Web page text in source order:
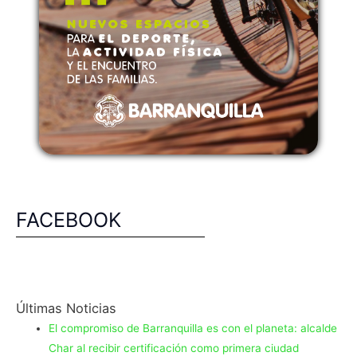
FACEBOOK
Últimas Noticias
El compromiso de Barranquilla es con el planeta: alcalde
Char al recibir certificación como primera ciudad